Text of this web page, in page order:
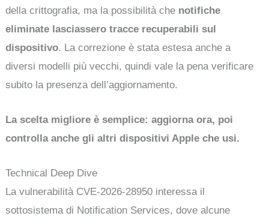
della crittografia, ma la possibilità che notifiche
eliminate lasciassero tracce recuperabili sul
dispositivo. La correzione è stata estesa anche a
diversi modelli più vecchi, quindi vale la pena verificare
subito la presenza dell’aggiornamento.
La scelta migliore è semplice: aggiorna ora, poi
controlla anche gli altri dispositivi Apple che usi.
Technical Deep Dive
La vulnerabilità CVE-2026-28950 interessa il
sottosistema di Notification Services, dove alcune